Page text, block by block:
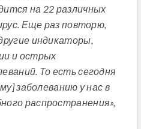
на 22 различных
Еще раз повторю,
индикаторы,
и острых
То есть сегодня
заболеванию у нас в
распространения»,